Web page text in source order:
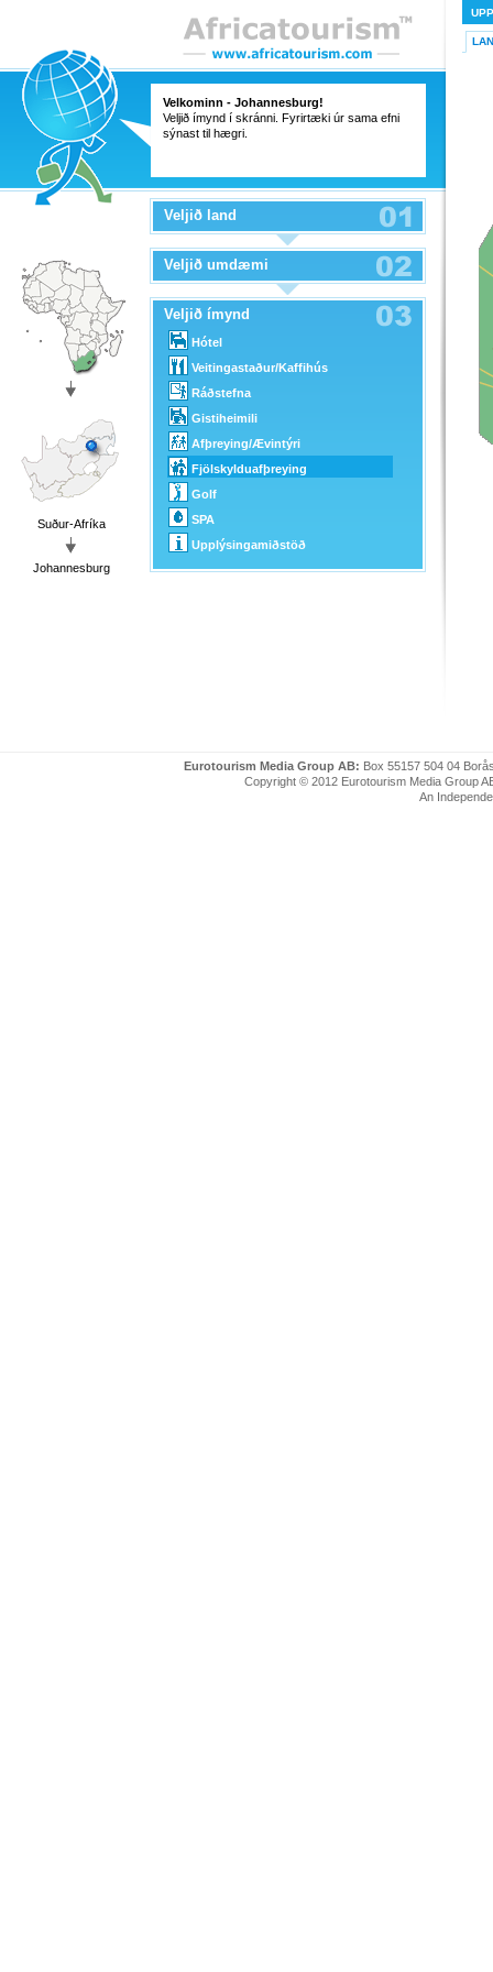
Velkominn - Johannesburg!
Veljið ímynd í skránni. Fyrirtæki úr sama efni
sýnast til hægri.
Suður-Afríka
Johannesburg
Veljið land
Veljið umdæmi
Veljið ímynd
Hótel
Veitingastaður/Kaffihús
Ráðstefna
Gistiheimili
Afþreying/Ævintýri
Fjölskylduafþreying
Golf
SPA
Upplýsingamiðstöð
Eurotourism Media Group AB: Box 55157 504 04
Copyright © 2012 Eurotourism Media Group
An